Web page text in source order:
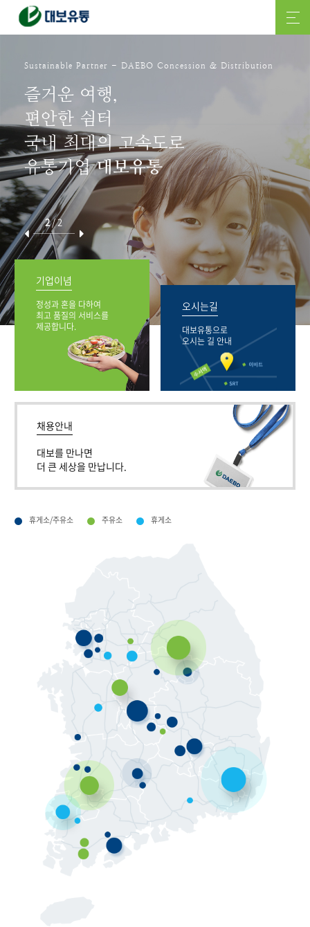
Sustainable Partner - DAEBO Concession & Distribution
즐거운 여행,
편안한 쉼터
국내 최대의 고속도로
유통기업대보유통
2/2
기업이념
정성과 혼을 다하여
최고 품질의 서비스를
제공합니다.
오시는길
대보유통으로
오시는 길 안내
채용안내
대보를 만나면
더 큰 세상을 만납니다.
휴게소/주유소 주유소 휴게소